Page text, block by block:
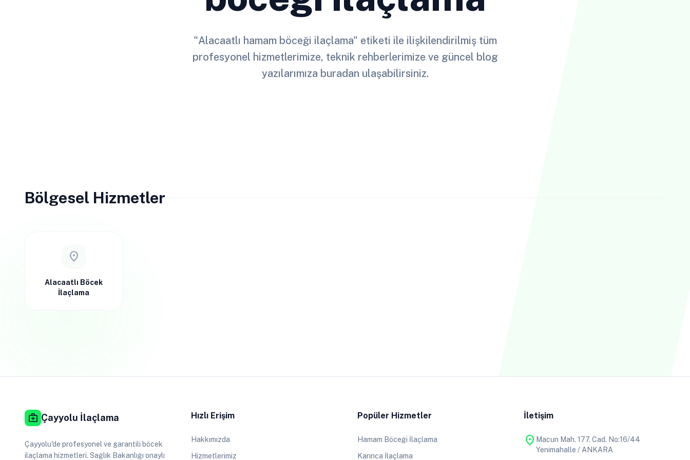
"Alacaatlı hamam böceği ilaçlama" etiketi ile ilişkilendirilmiş tüm
profesyonel hizmetlerimize, teknik rehberlerimize ve güncel blog
yazılarımıza buradan ulaşabilirsiniz.
Bölgesel Hizmetler
location_on
Alacaatlı Böcek
İlaçlama
medical_services Çayyolu İlaçlama
Çayyolu'de profesyonel ve garantili böcek
ilaçlama hizmetleri. Sağlık Bakanlığı onaylı
Hızlı Erişim
Hakkımızda
Hizmetlerimiz
Popüler Hizmetler
Hamam Böceği İlaçlama
Karınca İlaçlama
İletişim
location_on Macun Mah. 177. Cad. No:16/44
Yenimahalle / ANKARA